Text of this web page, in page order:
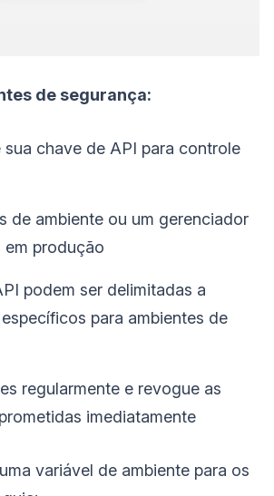
de segurança:
sua chave de API para controle
de ambiente ou um gerenciador
em produção
podem ser delimitadas a
para ambientes de
regularmente e revogue as
imediatamente
variável de ambiente para os